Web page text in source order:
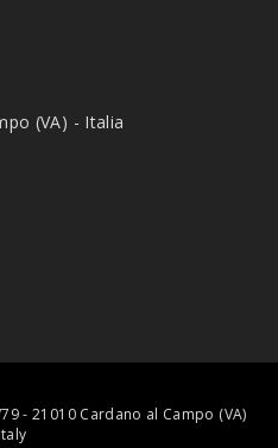
(VA) - Italia
- 21010 Cardano al Campo (VA)
Italy